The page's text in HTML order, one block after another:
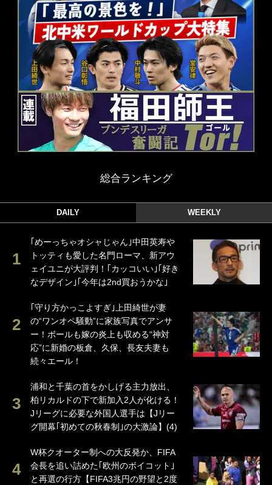
総合ランキング
DAILY WEEKLY
｢めーっちゃオシャじゃん｣中田英寿や
トッティも愛した名門ローマ、新アウ
ェイユニが大評判！｢カッコいい｣｢好き
なデザイン｣｢今年は2nd買おうかな｣
｢守り方かっこよすぎ｣上田綺世が妻
の“ワンオペ騒動”に家族写真でアンサ
ー！ボールも嫁の炎上も収める“神対
応”に新婚の板倉、久保、長友夫妻も
続々エール！
浦和と千葉の首をかしげる主力放出、
柏リカルドの下で新加入2人が化ける！
Jリーグに必要な外国人選手は【Jリー
グ開幕｢初めての秋春制｣の大激論】(4)
W杯クオーター制への大反発か、FIFA
会長を追い詰めた｢欧州のボイコット｣
と再選の行方【FIFA3兆円の野望と2度